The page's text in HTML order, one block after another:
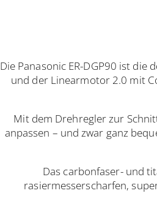
Die Panasonic ER-DGP90 ist
und der Linearmotor 2.0 mit
Mit dem Drehregler zur
anpassen – und zwar ganz
Das carbonfaser- und
rasiermesserscharfen,